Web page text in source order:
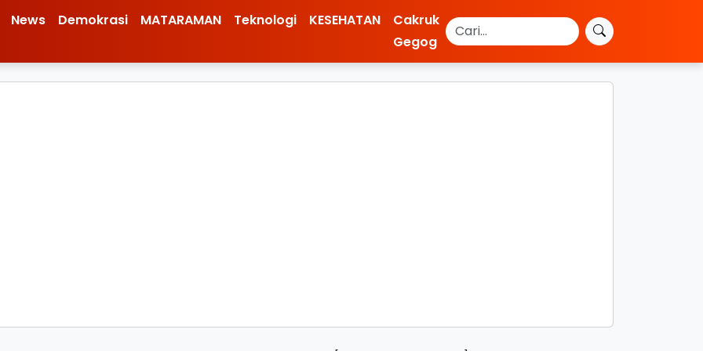
News Demokrasi MATARAMAN Teknologi KESEHATAN
Cakruk
Gegog